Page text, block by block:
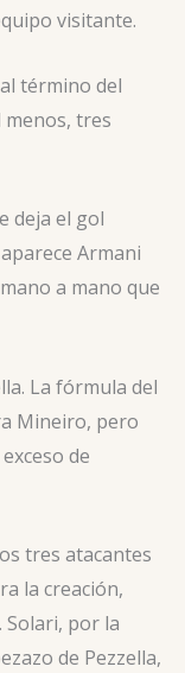
visitante.
término del
tres
deja el gol
Armani
a mano que
La fórmula del
Mineiro, pero
de
tres atacantes
la creación,
Solari, por la
de Pezzella,